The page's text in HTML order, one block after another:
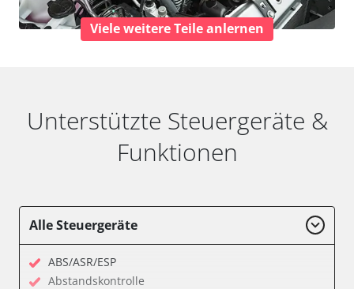
Viele weitere Teile anlernen
Unterstützte Steuergeräte &
Funktionen
Alle Steuergeräte
ABS/ASR/ESP
Abstandskontrolle